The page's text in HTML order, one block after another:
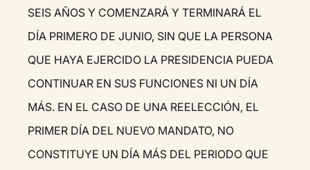
SEIS AÑOS Y COMENZARÁ Y TERMINARÁ EL
DÍA PRIMERO DE JUNIO, SIN QUE LA PERSONA
QUE HAYA EJERCIDO LA PRESIDENCIA PUEDA
CONTINUAR EN SUS FUNCIONES NI UN DÍA
MÁS. EN EL CASO DE UNA REELECCIÓN, EL
PRIMER DÍA DEL NUEVO MANDATO, NO
CONSTITUYE UN DÍA MÁS DEL PERIODO QUE